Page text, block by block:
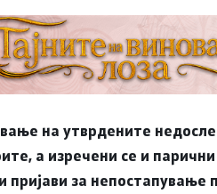
на утврдените
а изречени се и
пријави за непостапување